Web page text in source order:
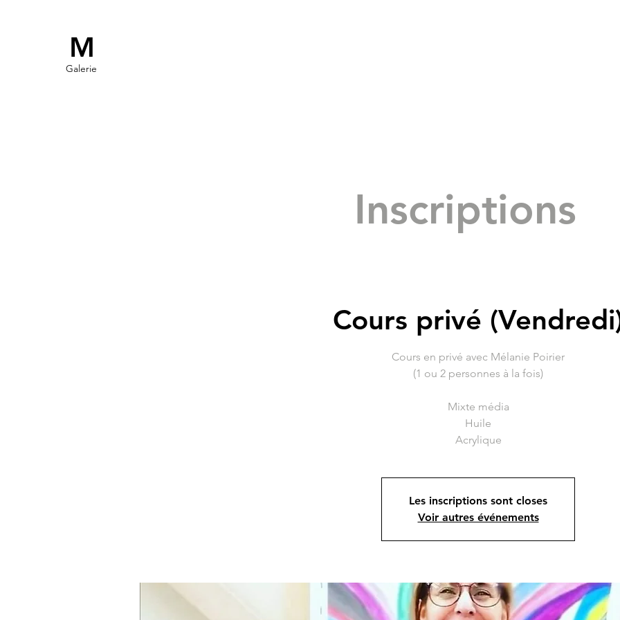
M
Galerie
Inscriptions
Cours privé
Cours en privé avec Mélanie Poirier
(1 ou 2 personnes à la fois)
Mixte média
Huile
Acrylique
Les inscriptions sont closes
Voir autres événements